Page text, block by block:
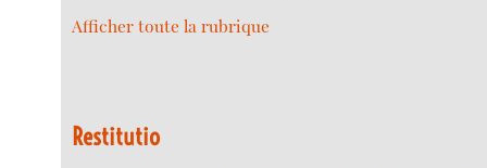
Afficher toute la rubrique
Restitutio